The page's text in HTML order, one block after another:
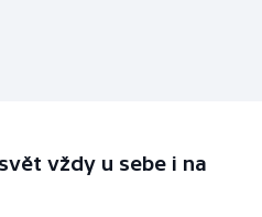
vždy u sebe i na